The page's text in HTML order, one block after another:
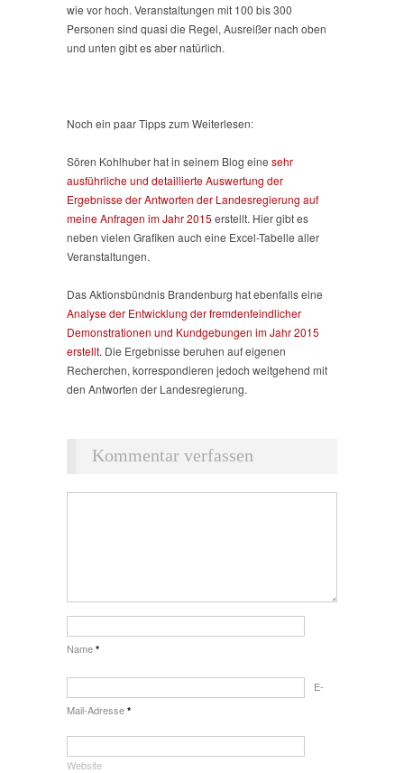
wie vor hoch. Veranstaltungen mit 100 bis 300
Personen sind quasi die Regel, Ausreißer nach oben
und unten gibt es aber natürlich.
Noch ein paar Tipps zum Weiterlesen:
Sören Kohlhuber hat in seinem Blog eine sehr
ausführliche und detaillierte Auswertung der
Ergebnisse der Antworten der Landesregierung auf
meine Anfragen im Jahr 2015 erstellt. Hier gibt es
neben vielen Grafiken auch eine Excel-Tabelle aller
Veranstaltungen.
Das Aktionsbündnis Brandenburg hat ebenfalls eine
Analyse der Entwicklung der fremdenfeindlicher
Demonstrationen und Kundgebungen im Jahr 2015
erstellt. Die Ergebnisse beruhen auf eigenen
Recherchen, korrespondieren jedoch weitgehend mit
den Antworten der Landesregierung.
Kommentar verfassen
Name *
E-
Mail-Adresse *
Website